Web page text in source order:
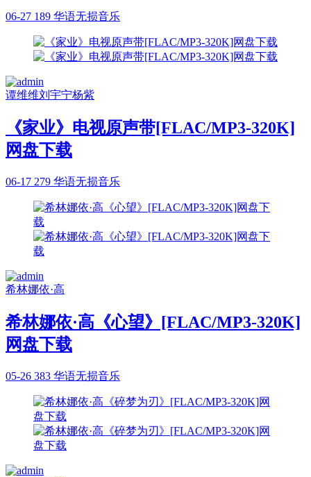
06-27 189 华语无损音乐
谭维维刘宇宁杨紫
《家业》电视原声带[FLAC/MP3-320K]
网盘下载
06-17 279 华语无损音乐
希林娜依·高
希林娜依·高《心望》[FLAC/MP3-320K]
网盘下载
05-26 383 华语无损音乐